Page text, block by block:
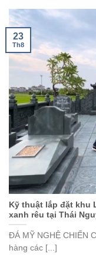
Kỹ thuật lắp đặt khu
xanh rêu tại Thái
ĐÁ MỸ NGHỆ CHIẾN
hàng các [...]
23
Th8